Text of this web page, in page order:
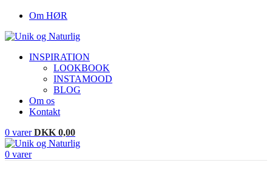
Om HØR
INSPIRATION
LOOKBOOK
INSTAMOOD
BLOG
Om os
Kontakt
0 varer DKK 0,00
0 varer